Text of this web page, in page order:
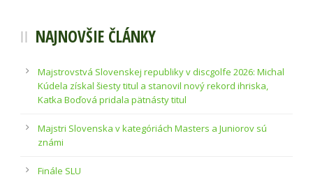
NAJNOVŠIE ČLÁNKY
Majstrovstvá Slovenskej republiky v discgolfe 2026: Michal
Kúdela získal šiesty titul a stanovil nový rekord ihriska,
Katka Boďová pridala pätnásty titul
Majstri Slovenska v kategóriách Masters a Juniorov sú
známi
Finále SLU